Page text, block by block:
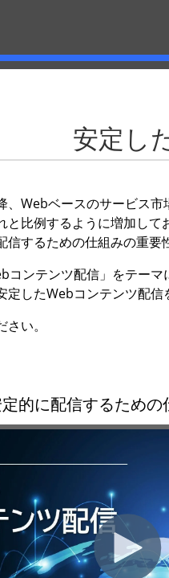
安定し
、Webベースのサービス
と比例するように増加し
信するための仕組みの重要
コンテンツ配信」をテー
定したWebコンテンツ配信
い。
定的に配信するための